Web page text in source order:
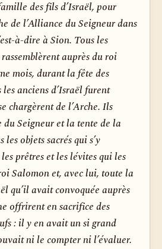
des fils d’Israël, pour
de l’Alliance du Seigneur dans
à-dire à Sion. Tous les
auprès du roi
mois, durant la fête des
anciens d’Israël furent
chargèrent de l’Arche. Ils
du Seigneur et la tente de la
objets sacrés qui s’y
prêtres et les lévites qui les
Salomon et, avec lui, toute la
qu’il avait convoquée auprès
offrirent en sacrifice des
: il y en avait un si grand
ni le compter ni l’évaluer.